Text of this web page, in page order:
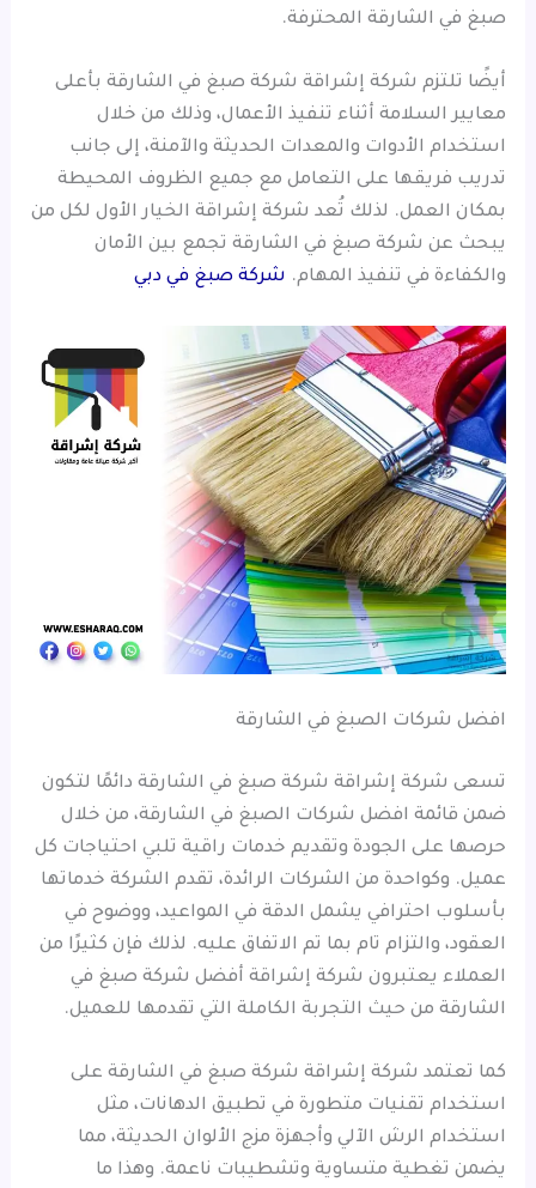
صبغ في الشارقة المحترفة.
أيضًا تلتزم شركة إشراقة شركة صبغ في الشارقة بأعلى
معايير السلامة أثناء تنفيذ الأعمال، وذلك من خلال
استخدام الأدوات والمعدات الحديثة والآمنة، إلى جانب
تدريب فريقها على التعامل مع جميع الظروف المحيطة
بمكان العمل. لذلك تُعد شركة إشراقة الخيار الأول لكل من
يبحث عن شركة صبغ في الشارقة تجمع بين الأمان
والكفاءة في تنفيذ المهام. شركة صبغ في دبي
افضل شركات الصبغ في الشارقة
تسعى شركة إشراقة شركة صبغ في الشارقة دائمًا لتكون
ضمن قائمة افضل شركات الصبغ في الشارقة، من خلال
حرصها على الجودة وتقديم خدمات راقية تلبي احتياجات كل
عميل. وكواحدة من الشركات الرائدة، تقدم الشركة خدماتها
بأسلوب احترافي يشمل الدقة في المواعيد، ووضوح في
العقود، والتزام تام بما تم الاتفاق عليه. لذلك فإن كثيرًا من
العملاء يعتبرون شركة إشراقة أفضل شركة صبغ في
الشارقة من حيث التجربة الكاملة التي تقدمها للعميل.
كما تعتمد شركة إشراقة شركة صبغ في الشارقة على
استخدام تقنيات متطورة في تطبيق الدهانات، مثل
استخدام الرش الآلي وأجهزة مزج الألوان الحديثة، مما
يضمن تغطية متساوية وتشطيبات ناعمة. وهذا ما